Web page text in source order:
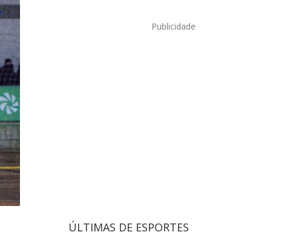
Publicidade
ÚLTIMAS DE ESPORTES